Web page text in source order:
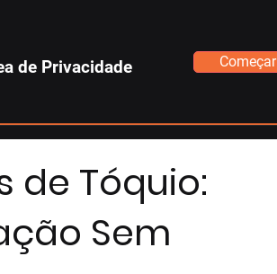
de Privacidade Começar
de Tóquio:
Sem